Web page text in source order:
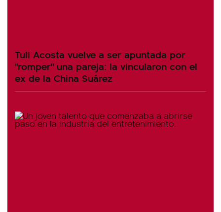
Tuli Acosta vuelve a ser apuntada por
"romper" una pareja: la vincularon con el
ex de la China Suárez